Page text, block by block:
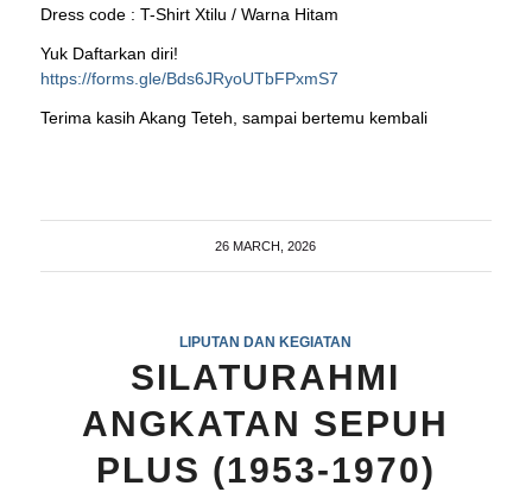
Dress code : T-Shirt Xtilu / Warna Hitam
Yuk Daftarkan diri!
https://forms.gle/Bds6JRyoUTbFPxmS7
Terima kasih Akang Teteh, sampai bertemu kembali
26 MARCH, 2026
LIPUTAN DAN KEGIATAN
SILATURAHMI
ANGKATAN SEPUH
PLUS (1953-1970)